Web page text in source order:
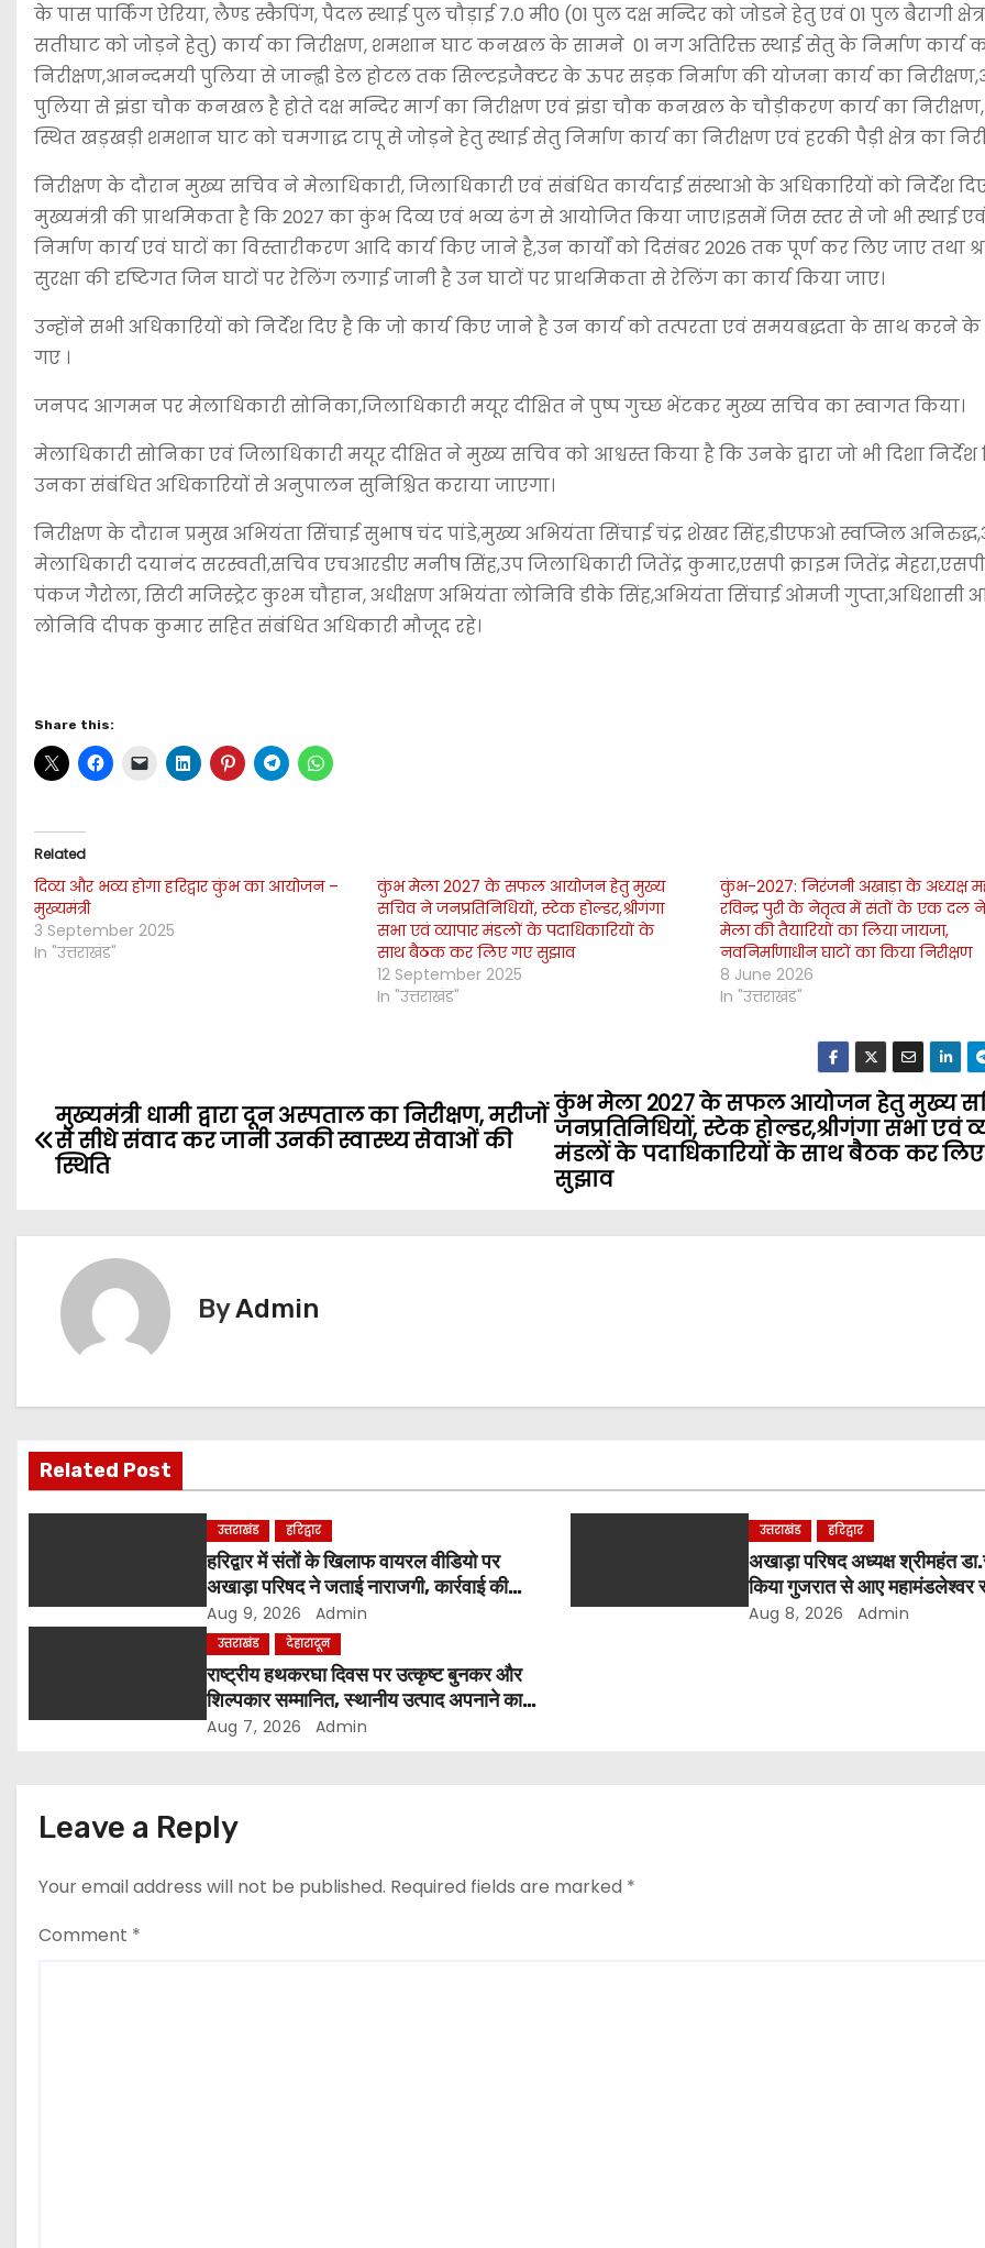
के पास पार्किंग ऐरिया, लैण्ड स्कैपिंग, पैदल स्थाई पुल चौड़ाई 7.0 मी0 (01 पुल दक्ष मन्दिर को जोडने हेतु एवं 01 पुल बैरागी
सतीघाट को जोड़ने हेतु) कार्य का निरीक्षण, शमशान घाट कनखल के सामने 01 नग अतिरिक्त स्थाई सेतु के निर्माण कार्य
निरीक्षण,आनन्दमयी पुलिया से जान्ह्वी डेल होटल तक सिल्टइजैक्टर के ऊपर सड़क निर्माण की योजना कार्य का
पुलिया से झंडा चौक कनखल है होते दक्ष मन्दिर मार्ग का निरीक्षण एवं झंडा चौक कनखल के चौड़ीकरण कार्य का
स्थित खड़खड़ी शमशान घाट को चमगाद्ध टापू से जोड़ने हेतु स्थाई सेतु निर्माण कार्य का निरीक्षण एवं हरकी पैड़ी क्षेत्र का
निरीक्षण के दौरान मुख्य सचिव ने मेलाधिकारी, जिलाधिकारी एवं संबंधित कार्यदाई संस्थाओ के अधिकारियों को निर्देश
मुख्यमंत्री की प्राथमिकता है कि 2027 का कुंभ दिव्य एवं भव्य ढंग से आयोजित किया जाए।इसमें जिस स्तर से जो भी स्थाई
निर्माण कार्य एवं घाटों का विस्तारीकरण आदि कार्य किए जाने है,उन कार्यों को दिसंबर 2026 तक पूर्ण कर लिए जाए तथा
सुरक्षा की दृष्टिगत जिन घाटों पर रेलिंग लगाई जानी है उन घाटों पर प्राथमिकता से रेलिंग का कार्य किया जाए।
उन्होंने सभी अधिकारियों को निर्देश दिए है कि जो कार्य किए जाने है उन कार्य को तत्परता एवं समयबद्धता के साथ करने के
गए ।
जनपद आगमन पर मेलाधिकारी सोनिका,जिलाधिकारी मयूर दीक्षित ने पुष्प गुच्छ भेंटकर मुख्य सचिव का स्वागत किया।
मेलाधिकारी सोनिका एवं जिलाधिकारी मयूर दीक्षित ने मुख्य सचिव को आश्वस्त किया है कि उनके द्वारा जो भी दिशा निर्देश
उनका संबंधित अधिकारियों से अनुपालन सुनिश्चित कराया जाएगा।
निरीक्षण के दौरान प्रमुख अभियंता सिंचाई सुभाष चंद पांडे,मुख्य अभियंता सिंचाई चंद्र शेखर सिंह,डीएफओ स्वप्निल
मेलाधिकारी दयानंद सरस्वती,सचिव एचआरडीए मनीष सिंह,उप जिलाधिकारी जितेंद्र कुमार,एसपी क्राइम जितेंद्र मेहरा,एसपी
पंकज गैरोला, सिटी मजिस्ट्रेट कुश्म चौहान, अधीक्षण अभियंता लोनिवि डीके सिंह,अभियंता सिंचाई ओमजी गुप्ता,अधिशासी
लोनिवि दीपक कुमार सहित संबंधित अधिकारी मौजूद रहे।
Share this:
Related
दिव्य और भव्य होगा हरिद्वार कुंभ का आयोजन –
मुख्यमंत्री
3 September 2025
In "उत्तराखंड"
कुंभ मेला 2027 के सफल आयोजन हेतु मुख्य
सचिव ने जनप्रतिनिधियों, स्टेक होल्डर,श्रीगंगा
सभा एवं व्यापार मंडलों के पदाधिकारियों के
साथ बैठक कर लिए गए सुझाव
12 September 2025
In "उत्तराखंड"
कुंभ-2027: निरंजनी अखाड़ा के अध्यक्ष
रविन्द्र पुरी के नेतृत्व में संतों के एक दल
मेला की तैयारियों का लिया जायजा,
नवनिर्माणाधीन घाटों का किया निरीक्षण
8 June 2026
In "उत्तराखंड"
o
g
i
n
कुंभ मेला 2027 के सफल आयोजन हेतु मुख्य
जनप्रतिनिधियों, स्टेक होल्डर,श्रीगंगा सभा एवं
मंडलों के पदाधिकारियों के साथ बैठक कर
सुझाव
मुख्यमंत्री धामी द्वारा दून अस्पताल का निरीक्षण, मरीजों
से सीधे संवाद कर जानी उनकी स्वास्थ्य सेवाओं की
स्थिति
ByAdmin
Related Post
उत्तराखंड हरिद्वार
हरिद्वार में संतों के खिलाफ वायरल वीडियो पर
अखाड़ा परिषद ने जताई नाराजगी, कार्रवाई की
चेतावनी दी
Aug 9, 2026 Admin
उत्तराखंड हरिद्वार
अखाड़ा परिषद अध्यक्ष श्रीमहंत
किया गुजरात से आए महामंडलेश्वर
और भक्तों का स्वागत
Aug 8, 2026 Admin
उत्तराखंड देहारादून
राष्ट्रीय हथकरघा दिवस पर उत्कृष्ट बुनकर और
शिल्पकार सम्मानित, स्थानीय उत्पाद अपनाने का
आह्वान
Aug 7, 2026 Admin
Leave a Reply
Your email address will not be published. Required fields are marked *
Comment *